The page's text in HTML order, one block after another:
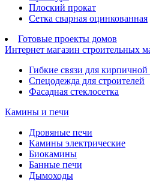
Плоский прокат
Сетка сварная оцинкованная
Готовые проекты домов
Интернет магазин строительных
Гибкие связи для кирпичной
Спецодежда для строителей
Фасадная стеклосетка
Камины и печи
Дровяные печи
Камины электрические
Биокамины
Банные печи
Дымоходы